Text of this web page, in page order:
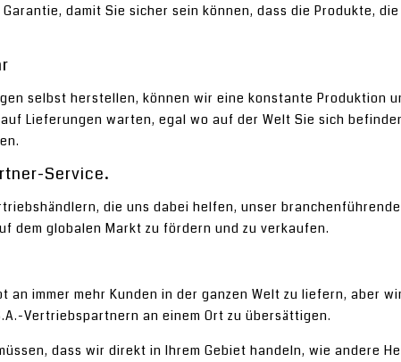
damit Sie sicher sein können, dass die Produkte,
selbst herstellen, können wir eine konstante Produktion
Lieferungen warten, egal wo auf der Welt Sie sich
Service.
die uns dabei helfen, unser
dem globalen Markt zu fördern und zu verkaufen.
an immer mehr Kunden in der ganzen Welt zu liefern, aber
Vertriebspartnern an einem Ort zu übersättigen.
dass wir direkt in Ihrem Gebiet handeln, wie andere